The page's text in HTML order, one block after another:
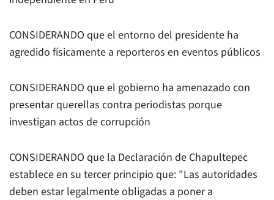
CONSIDERANDO que el entorno del presidente ha
agredido físicamente a reporteros en eventos públicos
CONSIDERANDO que el gobierno ha amenazado con
presentar querellas contra periodistas porque
investigan actos de corrupción
CONSIDERANDO que la Declaración de Chapultepec
establece en su tercer principio que: "Las autoridades
deben estar legalmente obligadas a poner a